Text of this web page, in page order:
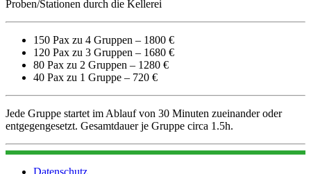
Proben/Stationen durch die Kellerei
150 Pax zu 4 Gruppen – 1800 €
120 Pax zu 3 Gruppen – 1680 €
80 Pax zu 2 Gruppen – 1280 €
40 Pax zu 1 Gruppe – 720 €
Jede Gruppe startet im Ablauf von 30 Minuten zueinander oder
entgegengesetzt. Gesamtdauer je Gruppe circa 1.5h.